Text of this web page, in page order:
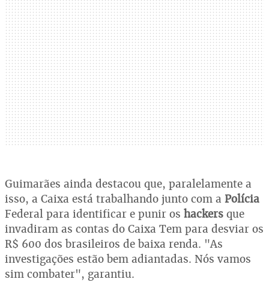
Guimarães ainda destacou que, paralelamente a
isso, a Caixa está trabalhando junto com a Polícia
Federal para identificar e punir os hackers que
invadiram as contas do Caixa Tem para desviar os
R$ 600 dos brasileiros de baixa renda. "As
investigações estão bem adiantadas. Nós vamos
sim combater", garantiu.